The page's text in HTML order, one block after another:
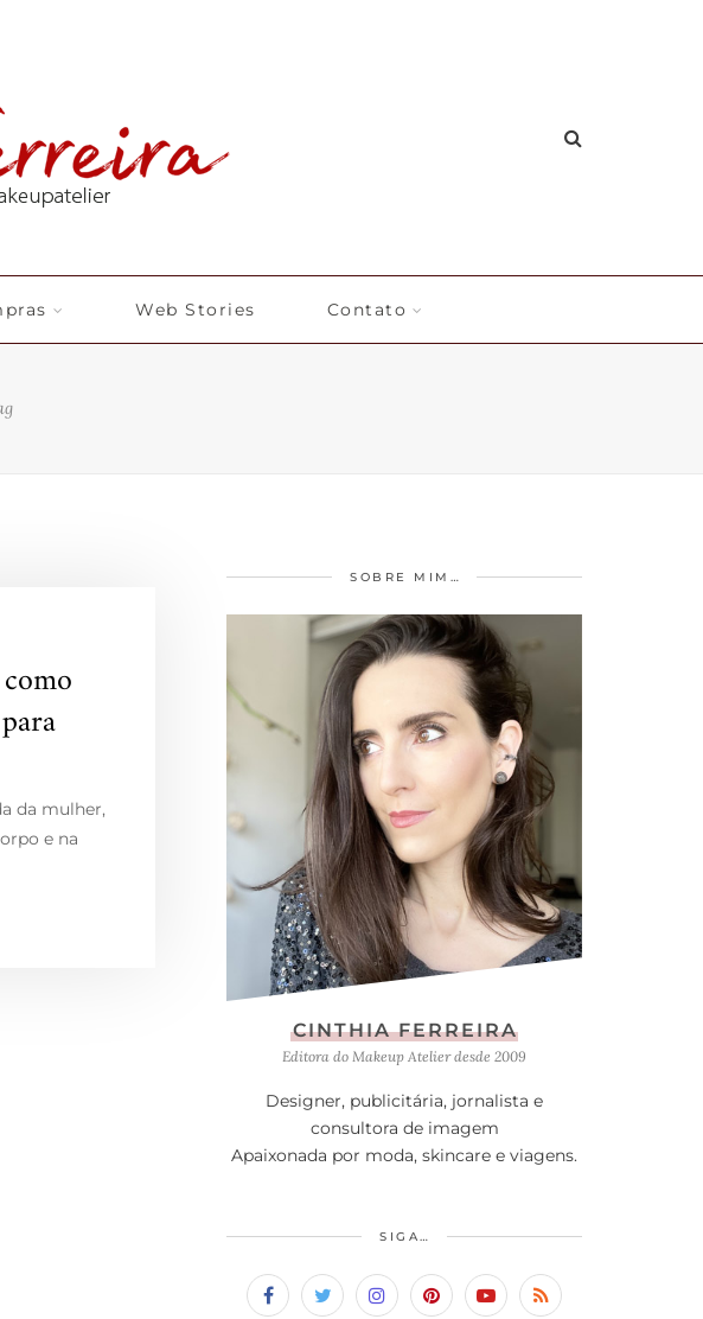
Web Stories Contato
da mulher,
e na
SOBRE MIM…
CINTHIA FERREIRA
Editora do Makeup Atelier desde 2009
Designer, publicitária, jornalista e
consultora de imagem
Apaixonada por moda, skincare e viagens.
SIGA…